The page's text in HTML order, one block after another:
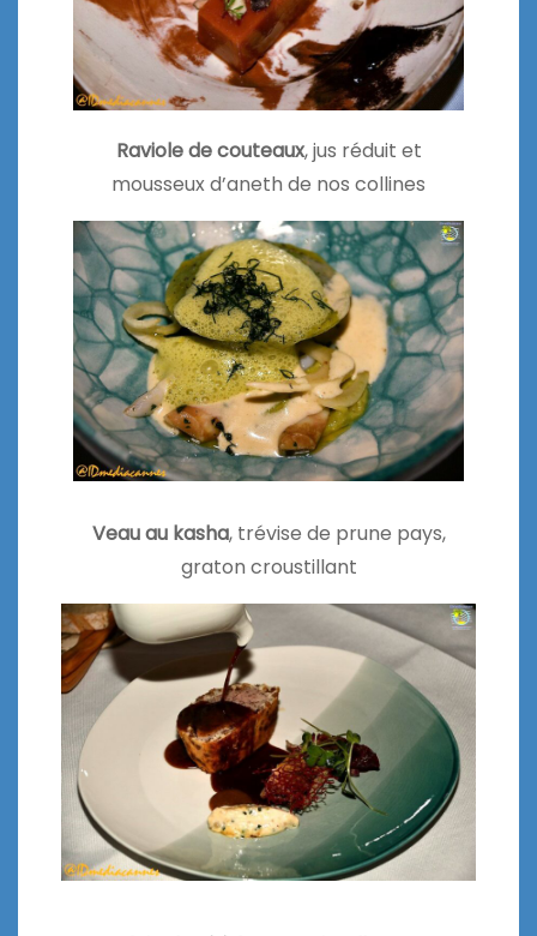
Raviole de couteaux, jus réduit et
mousseux d’aneth de nos collines
Veau au kasha, trévise de prune pays,
graton croustillant